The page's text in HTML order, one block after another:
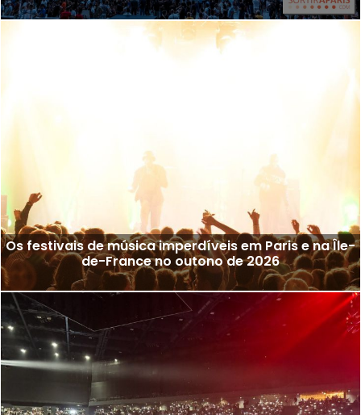
Os festivais de música imperdíveis em Paris e na Île-
de-France no outono de 2026